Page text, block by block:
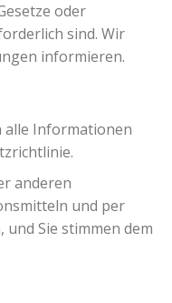
oder
sind. Wir
informieren.
alle Informationen
anderen
und per
Sie stimmen dem